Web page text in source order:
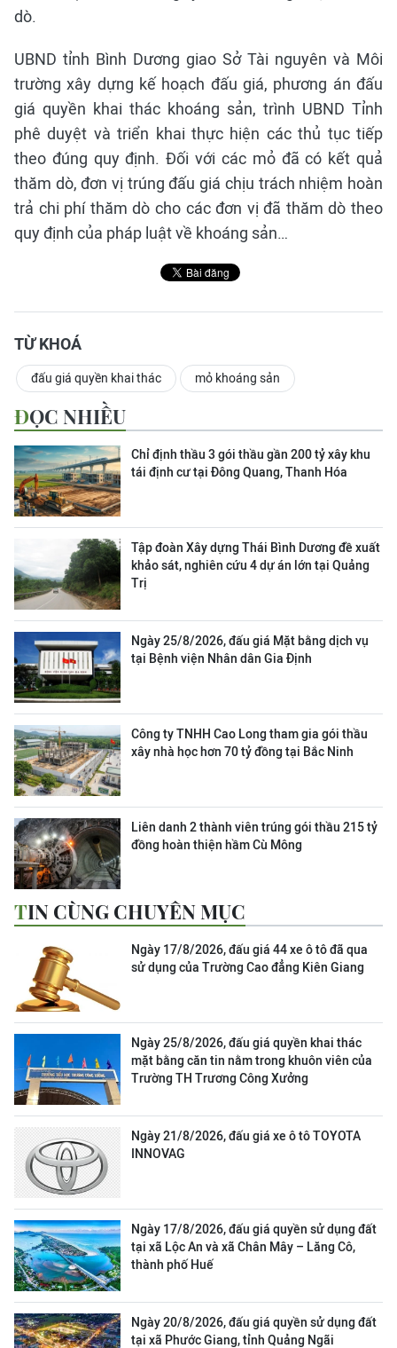
dò.
UBND tỉnh Bình Dương giao Sở Tài nguyên và Môi
trường xây dựng kế hoạch đấu giá, phương án đấu
giá quyền khai thác khoáng sản, trình UBND Tỉnh
phê duyệt và triển khai thực hiện các thủ tục tiếp
theo đúng quy định. Đối với các mỏ đã có kết quả
thăm dò, đơn vị trúng đấu giá chịu trách nhiệm hoàn
trả chi phí thăm dò cho các đơn vị đã thăm dò theo
quy định của pháp luật về khoáng sản…
TỪ KHOÁ
đấu giá quyền khai thác mỏ khoáng sản
ĐỌC NHIỀU
Chỉ định thầu 3 gói thầu gần 200 tỷ xây khu
tái định cư tại Đông Quang, Thanh Hóa
Tập đoàn Xây dựng Thái Bình Dương đề xuất
khảo sát, nghiên cứu 4 dự án lớn tại Quảng
Trị
Ngày 25/8/2026, đấu giá Mặt bằng dịch vụ
tại Bệnh viện Nhân dân Gia Định
Công ty TNHH Cao Long tham gia gói thầu
xây nhà học hơn 70 tỷ đồng tại Bắc Ninh
Liên danh 2 thành viên trúng gói thầu 215 tỷ
đồng hoàn thiện hầm Cù Mông
TIN CÙNG CHUYÊN MỤC
Ngày 17/8/2026, đấu giá 44 xe ô tô đã qua
sử dụng của Trường Cao đẳng Kiên Giang
Ngày 25/8/2026, đấu giá quyền khai thác
mặt bằng căn tin nằm trong khuôn viên của
Trường TH Trương Công Xưởng
Ngày 21/8/2026, đấu giá xe ô tô TOYOTA
INNOVAG
Ngày 17/8/2026, đấu giá quyền sử dụng đất
tại xã Lộc An và xã Chân Mây – Lăng Cô,
thành phố Huế
Ngày 20/8/2026, đấu giá quyền sử dụng đất
tại xã Phước Giang, tỉnh Quảng Ngãi